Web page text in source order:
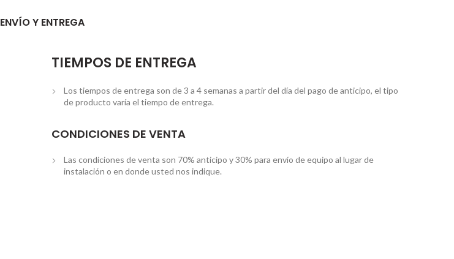
ENVÍO Y ENTREGA
TIEMPOS DE ENTREGA
Los tiempos de entrega son de 3 a 4 semanas a partir del día del pago de anticipo, el tipo
de producto varía el tiempo de entrega.
CONDICIONES DE VENTA
Las condiciones de venta son 70% anticipo y 30% para envío de equipo al lugar de
instalación o en donde usted nos indique.